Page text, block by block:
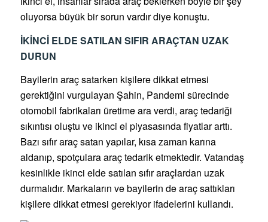
oluyorsa büyük bir sorun vardır diye konuştu.
İKİNCİ ELDE SATILAN SIFIR ARAÇTAN UZAK
DURUN
Bayilerin araç satarken kişilere dikkat etmesi
gerektiğini vurgulayan Şahin, Pandemi sürecinde
otomobil fabrikaları üretime ara verdi, araç tedariği
sıkıntısı oluştu ve ikinci el piyasasında fiyatlar arttı.
Bazı sıfır araç satan yapılar, kısa zaman karına
aldanıp, spotçulara araç tedarik etmektedir. Vatandaş
kesinlikle ikinci elde satılan sıfır araçlardan uzak
durmalıdır. Markaların ve bayilerin de araç sattıkları
kişilere dikkat etmesi gerekiyor ifadelerini kullandı.